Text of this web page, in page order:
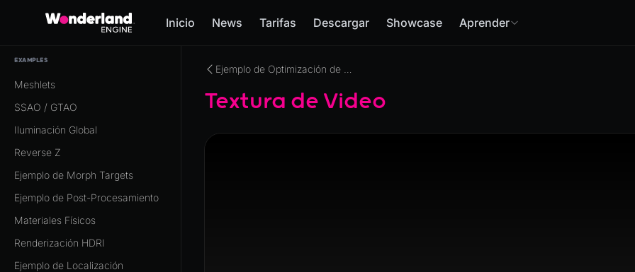
Inicio News Tarifas Descargar Showcase Aprender
EXAMPLES
Meshlets
SSAO / GTAO
Iluminación Global
Reverse Z
Ejemplo de Morph Targets
Ejemplo de Post-Procesamiento
Materiales Físicos
Renderización HDRI
Ejemplo de Localización
Textura de Video